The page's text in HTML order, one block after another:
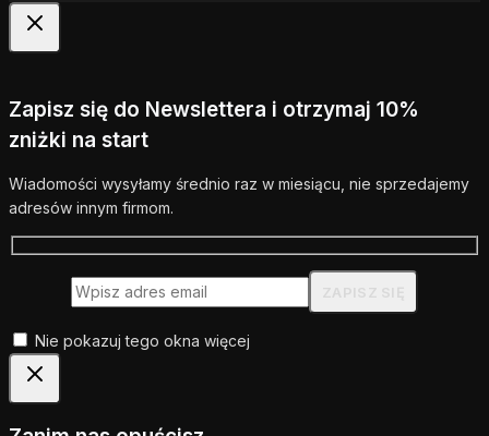
Zapisz się do Newslettera i otrzymaj 10%
zniżki na start
Wiadomości wysyłamy średnio raz w miesiącu, nie sprzedajemy
adresów innym firmom.
Nie pokazuj tego okna więcej